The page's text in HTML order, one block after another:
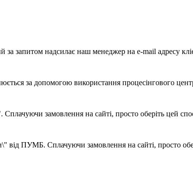
за запитом надсилає наш менеджер на e-mail адресу
за допомогою використання процесінгового
замовлення на сайті, просто оберіть цей
ПУМБ. Сплачуючи замовлення на сайті, просто